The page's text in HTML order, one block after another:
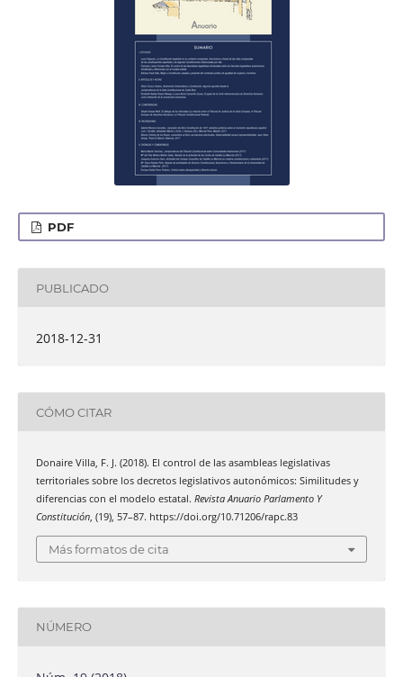
PDF
PUBLICADO
2018-12-31
CÓMO CITAR
Donaire Villa, F. J. (2018). El control de las asambleas legislativas
territoriales sobre los decretos legislativos autonómicos: Similitudes y
diferencias con el modelo estatal. Revista Anuario Parlamento Y
Constitución, (19), 57–87. https://doi.org/10.71206/rapc.83
Más formatos de cita
NÚMERO